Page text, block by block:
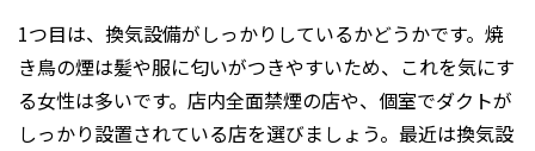
1つ目は、換気設備がしっかりしているかどうかです。焼
き鳥の煙は髪や服に匂いがつきやすいため、これを気にす
る女性は多いです。店内全面禁煙の店や、個室でダクトが
しっかり設置されている店を選びましょう。最近は換気設